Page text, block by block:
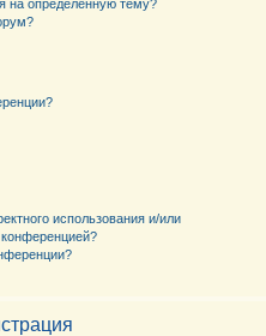
на определённую тему?
использования и/или